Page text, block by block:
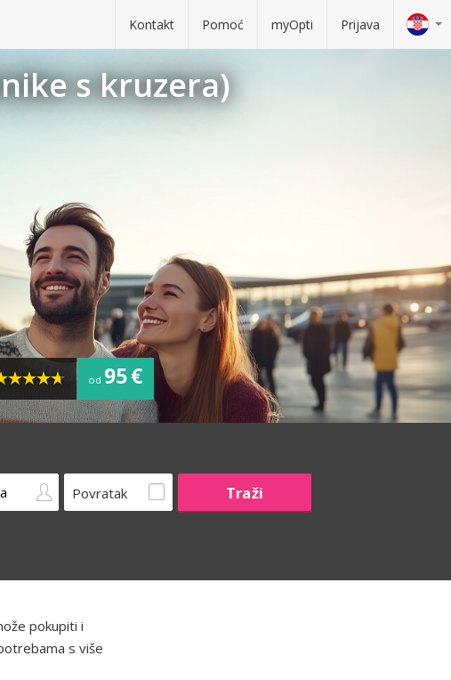
Kontakt Pomoć myOpti Prijava
s kruzera)
od 95 €
Povratak
pokupiti i
s više